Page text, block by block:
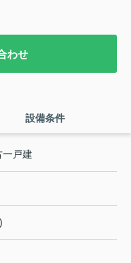
わせ
設備条件
一戸建